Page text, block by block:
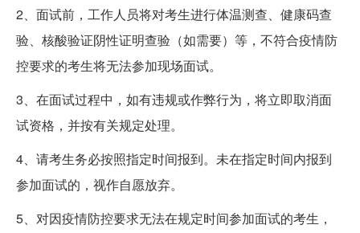
2、面试前，工作人员将对考生进行体温测查、健康码查
验、核酸验证阴性证明查验（如需要）等，不符合疫情防
控要求的考生将无法参加现场面试。
3、在面试过程中，如有违规或作弊行为，将立即取消面
试资格，并按有关规定处理。
4、请考生务必按照指定时间报到。未在指定时间内报到
参加面试的，视作自愿放弃。
5、对因疫情防控要求无法在规定时间参加面试的考生，